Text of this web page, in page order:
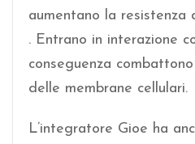
aumentano la resistenza
. Entrano in interazione
conseguenza
delle membrane cellulari.
L’integratore Gioe ha